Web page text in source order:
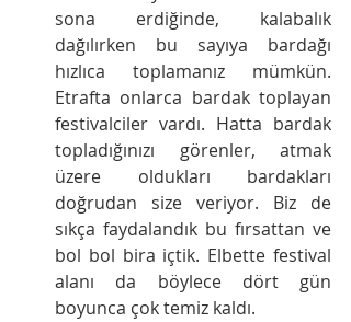
sona erdiğinde, kalabalık
dağılırken bu sayıya bardağı
hızlıca toplamanız mümkün.
Etrafta onlarca bardak toplayan
festivalciler vardı. Hatta bardak
topladığınızı görenler, atmak
üzere oldukları bardakları
doğrudan size veriyor. Biz de
sıkça faydalandık bu fırsattan ve
bol bol bira içtik. Elbette festival
alanı da böylece dört gün
boyunca çok temiz kaldı.